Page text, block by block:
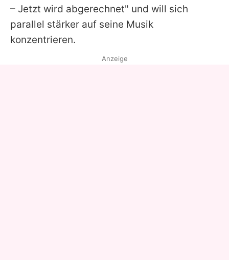
– Jetzt wird abgerechnet" und will sich
parallel stärker auf seine Musik
konzentrieren.
Anzeige